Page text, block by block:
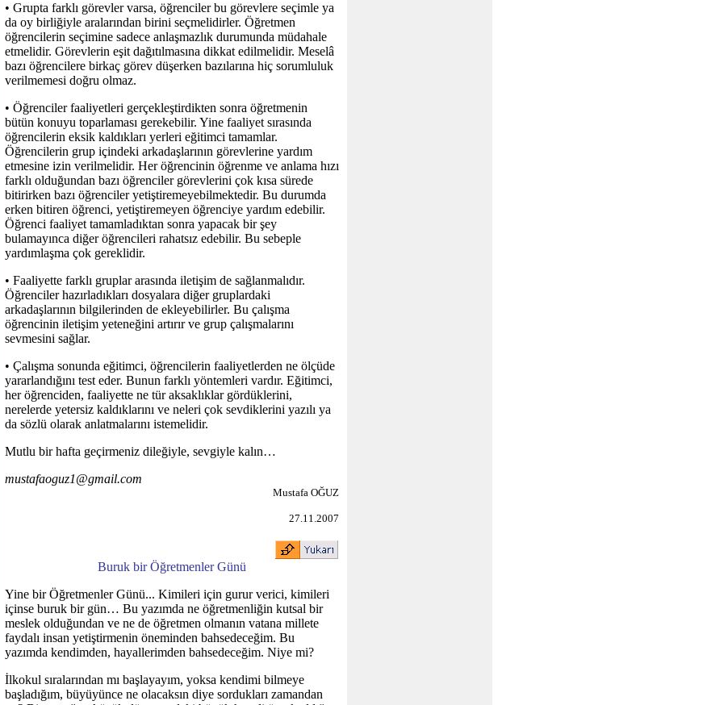
• Grupta farklı görevler varsa, öğrenciler bu görevlere seçimle ya
da oy birliğiyle aralarından birini seçmelidirler. Öğretmen
öğrencilerin seçimine sadece anlaşmazlık durumunda müdahale
etmelidir. Görevlerin eşit dağıtılmasına dikkat edilmelidir. Meselâ
bazı öğrencilere birkaç görev düşerken bazılarına hiç sorumluluk
verilmemesi doğru olmaz.
• Öğrenciler faaliyetleri gerçekleştirdikten sonra öğretmenin
bütün konuyu toparlaması gerekebilir. Yine faaliyet sırasında
öğrencilerin eksik kaldıkları yerleri eğitimci tamamlar.
Öğrencilerin grup içindeki arkadaşlarının görevlerine yardım
etmesine izin verilmelidir. Her öğrencinin öğrenme ve anlama hızı
farklı olduğundan bazı öğrenciler görevlerini çok kısa sürede
bitirirken bazı öğrenciler yetiştiremeyebilmektedir. Bu durumda
erken bitiren öğrenci, yetiştiremeyen öğrenciye yardım edebilir.
Öğrenci faaliyet tamamladıktan sonra yapacak bir şey
bulamayınca diğer öğrencileri rahatsız edebilir. Bu sebeple
yardımlaşma çok gereklidir.
• Faaliyette farklı gruplar arasında iletişim de sağlanmalıdır.
Öğrenciler hazırladıkları dosyalara diğer gruplardaki
arkadaşlarının bilgilerinden de ekleyebilirler. Bu çalışma
öğrencinin iletişim yeteneğini artırır ve grup çalışmalarını
sevmesini sağlar.
• Çalışma sonunda eğitimci, öğrencilerin faaliyetlerden ne ölçüde
yararlandığını test eder. Bunun farklı yöntemleri vardır. Eğitimci,
her öğrenciden, faaliyette ne tür aksaklıklar gördüklerini,
nerelerde yetersiz kaldıklarını ve neleri çok sevdiklerini yazılı ya
da sözlü olarak anlatmalarını istemelidir.
Mutlu bir hafta geçirmeniz dileğiyle, sevgiyle kalın…
mustafaoguz1@gmail.com
Mustafa OĞUZ
27.11.2007
Buruk bir Öğretmenler Günü
Yine bir Öğretmenler Günü... Kimileri için gurur verici, kimileri
içinse buruk bir gün… Bu yazımda ne öğretmenliğin kutsal bir
meslek olduğundan ve ne de öğretmen olmanın vatana millete
faydalı insan yetiştirmenin öneminden bahsedeceğim. Bu
yazımda kendimden, hayallerimden bahsedeceğim. Niye mi?
İlkokul sıralarından mı başlayayım, yoksa kendimi bilmeye
başladığım, büyüyünce ne olacaksın diye sordukları zamandan